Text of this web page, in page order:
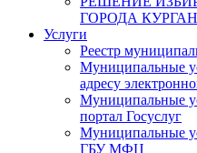
ГОРОДА
Услуги
Реестр
Муниципальные
адресу
Муниципальные
портал Госуслуг
Муниципальные
ГБУ МФЦ